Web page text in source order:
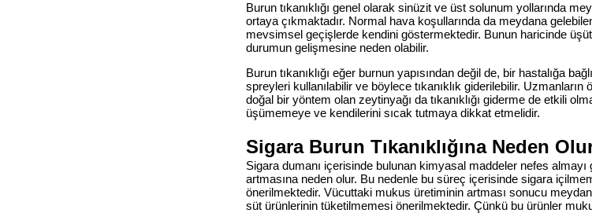
Burun tıkanıklığı genel olarak sinüzit ve üst solunum yollarında
ortaya çıkmaktadır. Normal hava koşullarında da meydana
mevsimsel geçişlerde kendini göstermektedir. Bunun haricinde
durumun gelişmesine neden olabilir.
Burun tıkanıklığı eğer burnun yapısından değil de, bir hastalığa
spreyleri kullanılabilir ve böylece tıkanıklık giderilebilir.
doğal bir yöntem olan zeytinyağı da tıkanıklığı giderme de etkili
üşümemeye ve kendilerini sıcak tutmaya dikkat etmelidir.
Sigara Burun Tıkanıklığına Neden
Sigara dumanı içerisinde bulunan kimyasal maddeler nefes almayı
artmasına neden olur. Bu nedenle bu süreç içerisinde sigara
önerilmektedir. Vücuttaki mukus üretiminin artması sonucu
süt ürünlerinin tüketilmemesi önerilmektedir. Çünkü bu ürünler